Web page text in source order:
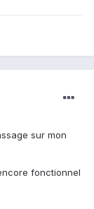
sur mon
fonctionnel